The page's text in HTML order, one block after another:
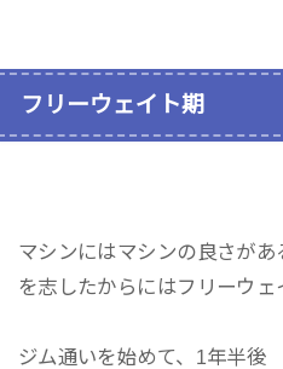
フリーウェイト期
マシンにはマシンの良さが
を志したからにはフリーウェ
ジム通いを始めて、1年半